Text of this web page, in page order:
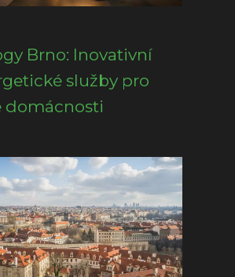
Brno: Inovativní
služby pro
domácnosti